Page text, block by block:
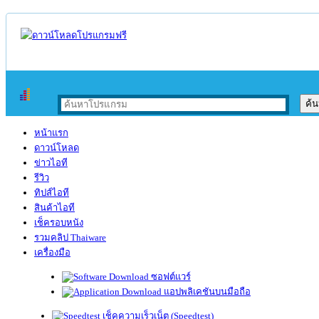
หน้าแรก
ดาวน์โหลด
ข่าวไอที
รีวิว
ทิปส์ไอที
สินค้าไอที
เช็ครอบหนัง
รวมคลิป Thaiware
เครื่องมือ
ซอฟต์แวร์
แอปพลิเคชันบนมือถือ
เช็คความเร็วเน็ต (Speedtest)